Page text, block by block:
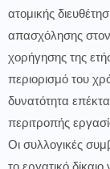
ατομικής
απασχόλησης στον
χορήγησης της
περιορισμό του
δυνατότητα
περιτροπής
Οι συλλογικές